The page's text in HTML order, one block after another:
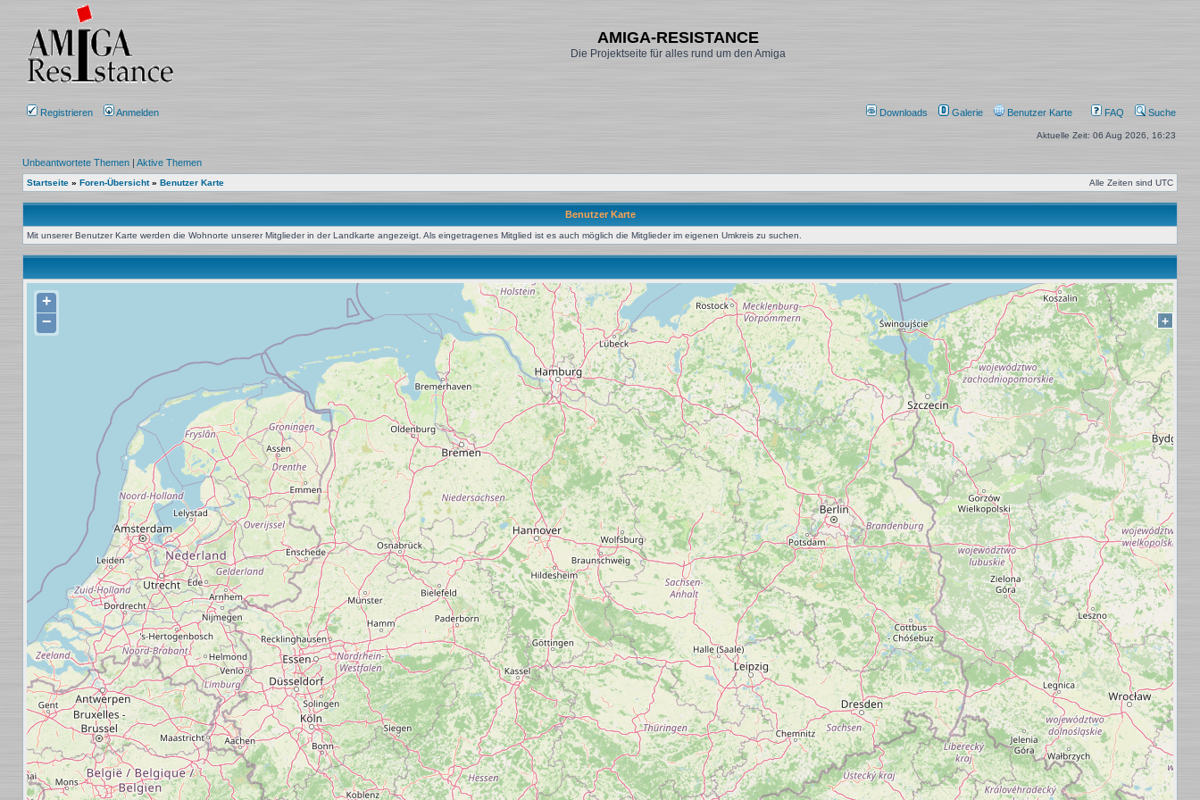
AMIGA-RESISTANCE
Die Projektseite für alles rund um den Amiga
Registrieren Anmelden Downloads Galerie Benutzer Karte FAQ Suche
Aktuelle Zeit: 06 Aug 2026, 16:23
Unbeantwortete Themen | Aktive Themen
Startseite » Foren-Übersicht» Benutzer Karte Alle Zeiten sind UTC
Benutzer Karte
Mit unserer Benutzer Karte werden die Wohnorte unserer Mitglieder in der Landkarte angezeigt. Als eingetragenes Mitglied ist es auch möglich die Mitglieder im eigenen Umkreis zu suchen.
+
−
+